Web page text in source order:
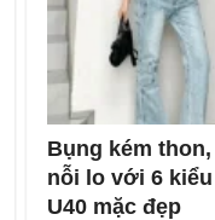
Bụng kém
nỗi lo với 6
U40 mặc đẹp